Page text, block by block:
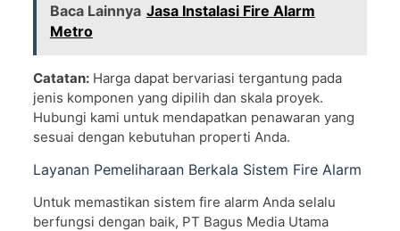
Baca Lainnya Jasa Instalasi Fire Alarm
Metro
Catatan:Harga dapat bervariasi tergantung pada
jenis komponen yang dipilih dan skala proyek.
Hubungi kami untuk mendapatkan penawaran yang
sesuai dengan kebutuhan properti Anda.
Layanan Pemeliharaan Berkala Sistem Fire Alarm
Untuk memastikan sistem fire alarm Anda selalu
berfungsi dengan baik, PT Bagus Media Utama